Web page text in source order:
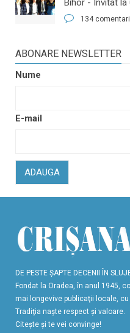
Bihor - Invitat la
134
ABONARE NEWSLETTER
Nume
E-mail
ADAUGA
DE PESTE ŞAPTE DECENII ÎN
Fondat la Oradea, în anul 1945,
mai longevive publicaţii locale,
Tradiţia naşte respect şi valoare.
Citeşte şi te vei convinge!